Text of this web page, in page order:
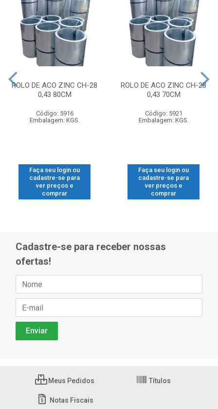
ROLO DE ACO ZINC CH-28
0,43 80CM
Código: 5916
Embalagem: KGS.
Faça seu login ou
cadastre-se para
ver preços e
comprar
ROLO DE ACO ZINC CH-28
0,43 70CM
Código: 5921
Embalagem: KGS.
Faça seu login ou
cadastre-se para
ver preços e
comprar
Cadastre-se para receber nossas
ofertas!
Meus Pedidos Títulos
Notas Fiscais